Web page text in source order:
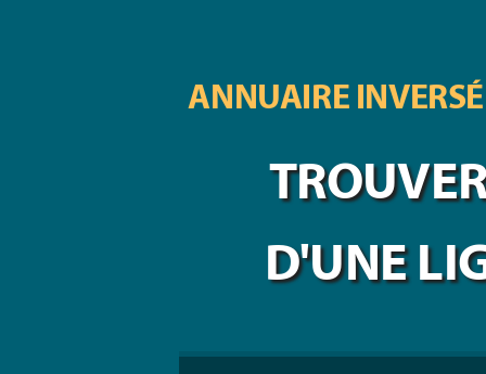
ANNUAIRE
D'UNE